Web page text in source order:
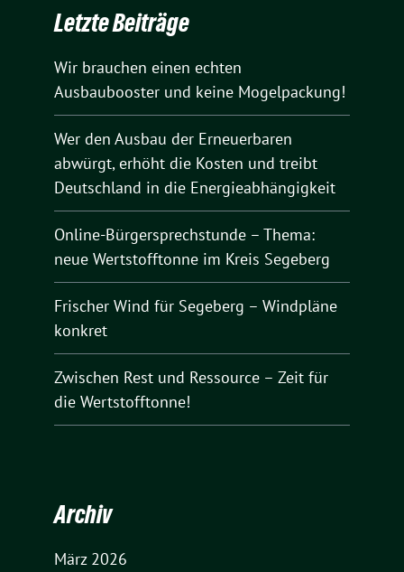
Letzte Beiträge
Wir brauchen einen echten
Ausbaubooster und keine Mogelpackung!
Wer den Ausbau der Erneuerbaren
abwürgt, erhöht die Kosten und treibt
Deutschland in die Energieabhängigkeit
Online-Bürgersprechstunde – Thema:
neue Wertstofftonne im Kreis Segeberg
Frischer Wind für Segeberg – Windpläne
konkret
Zwischen Rest und Ressource – Zeit für
die Wertstofftonne!
Archiv
März 2026